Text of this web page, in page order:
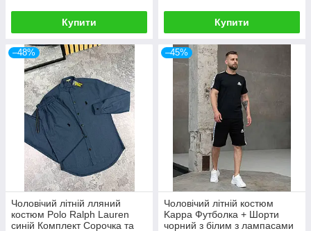
Купити Купити
–48%
Чоловічий літній лляний
костюм Polo Ralph Lauren
синій Комплект Сорочка та
–45%
Чоловічий літній костюм
Kappa Футболка + Шорти
чорний з білим з лампасами